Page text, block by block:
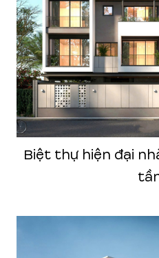
Biệt thự hiện đại